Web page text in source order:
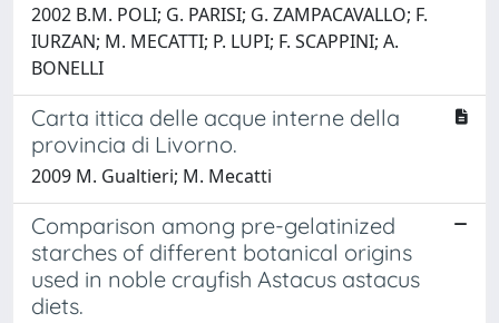
2002 B.M. POLI; G. PARISI; G. ZAMPACAVALLO; F.
IURZAN; M. MECATTI; P. LUPI; F. SCAPPINI; A.
BONELLI
Carta ittica delle acque interne della
provincia di Livorno.
2009 M. Gualtieri; M. Mecatti
Comparison among pre-gelatinized
starches of different botanical origins
used in noble crayfish Astacus astacus
diets.